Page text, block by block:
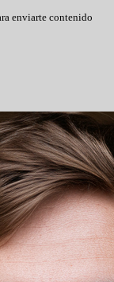
enviarte contenido